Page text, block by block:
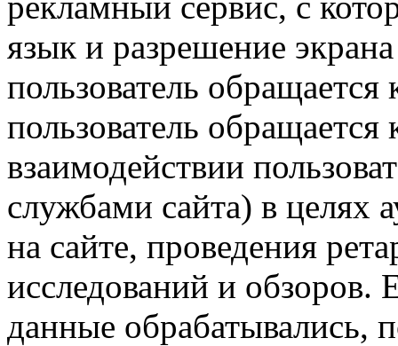
язык и разрешение
пользователь обращается
пользователь обращается
взаимодействии
службами сайта) в целях
на сайте, проведения
исследований и обзоров.
данные обрабатывались,